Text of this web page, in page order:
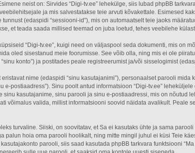
neist on: Sirvides “Digi-tv.ee” lehekülge, siis lubad phpBB
ja mis salvestatakse teie arvuti kõvakettale. Esimesed
(edaspidi “sessiooni-id”), mis on automaatselt teie jaoks
et teada saada millised teemad on juba loetud, tehes veebilehe
“Digi-tv.ee”, kuigi need on väljaspool seda dokumenti, mis on
oled sisestanud meie foorumisse. See võib olla, ning mis ei ole
konto”) ja postitades peale registreerumist ja/või sisselogimist
nime (edaspidi “sinu kasutajanimi”), personaalset parooli
postiaadress”). Sinu poolt antud informatsioon “Digi-tv.ee”
kasutajanime, sinu parooli ja sinu e-postiaadressi, mis on nõutud
võimalus valida, millist informatsiooni soovid näidata avalikult. Peale
turvaline. Siiski, on soovitatav, et Sa ei kasutaks ühte ja sama
palun hoia oma parooli hoolikalt, ning mitte mingil juhul ei küsi Teie
parooli, siis saad kasutada phpBB tarkvara funktsiooni